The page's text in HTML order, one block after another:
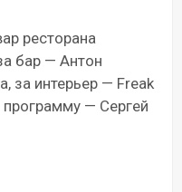
ресторана
бар — Антон
за интерьер — Freak
— Сергей